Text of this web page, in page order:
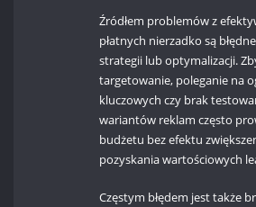
Źródłem problemów z
płatnych nierzadko są
strategii lub optymalizacji.
targetowanie, poleganie na
kluczowych czy brak
wariantów reklam często
budżetu bez efektu
pozyskania wartościowych
Częstym błędem jest także